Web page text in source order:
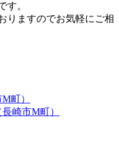
す。
りますのでお気軽にご相
町）
崎市M町）